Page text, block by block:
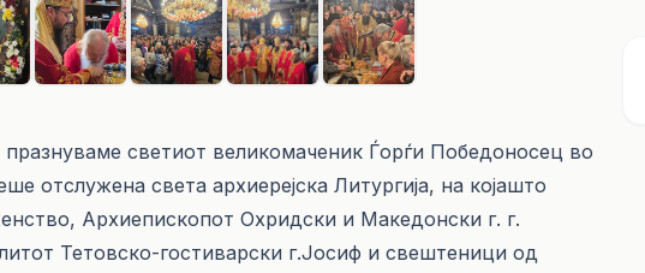
светиот великомаченик Ѓорѓи Победоносец во
отслужена света архиерејска Литургија, на којашто
Архиепископот Охридски и Македонски г. г.
Тетовско-гостиварски г.Јосиф и свештеници од